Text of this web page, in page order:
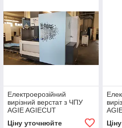
Електроерозійний
вирізний верстат з ЧПУ
AGIE AGIECUT
Ціну уточнюйте